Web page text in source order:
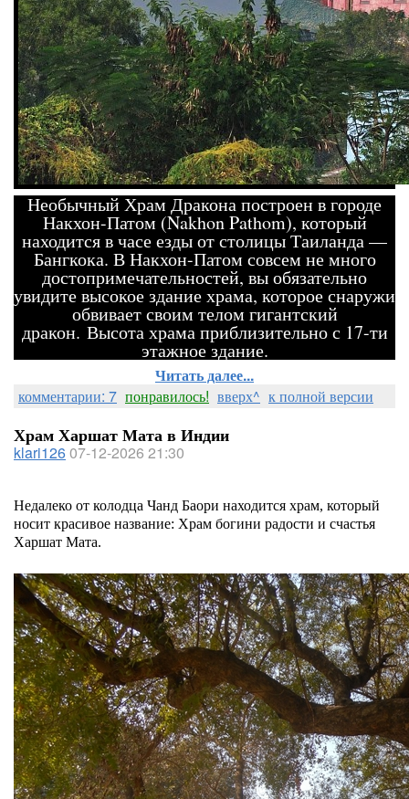
Необычный Храм Дракона построен в городе
Накхон-Патом (Nakhon Pathom), который
находится в часе езды от столицы Таиланда —
Бангкока. В Накхон-Патом совсем не много
достопримечательностей, вы обязательно
увидите высокое здание храма, которое снаружи
обвивает своим телом гигантский
дракон. Высота храма приблизительно с 17-ти
этажное здание.
Читать далее...
комментарии: 7 понравилось! вверх^ к полной версии
Храм Харшат Мата в Индии
klari12607-12-2026 21:30
Недалеко от колодца Чанд Баори находится храм, который
носит красивое название: Храм богини радости и счастья
Харшат Мата.